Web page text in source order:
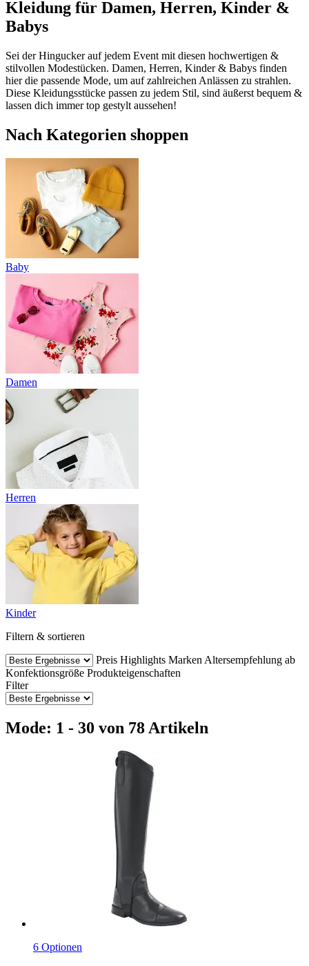
Kleidung für Damen, Herren, Kinder &
Babys
Sei der Hingucker auf jedem Event mit diesen hochwertigen &
stilvollen Modestücken. Damen, Herren, Kinder & Babys finden
hier die passende Mode, um auf zahlreichen Anlässen zu strahlen.
Diese Kleidungsstücke passen zu jedem Stil, sind äußerst bequem &
lassen dich immer top gestylt aussehen!
Nach Kategorien shoppen
Baby
Damen
Herren
Kinder
Filtern & sortieren
Preis Highlights Marken Altersempfehlung ab
Konfektionsgröße Produkteigenschaften
Filter
Mode: 1 - 30 von 78 Artikeln
6 Optionen